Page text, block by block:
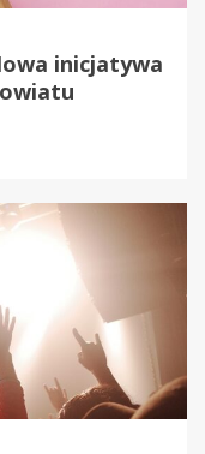
inicjatywa